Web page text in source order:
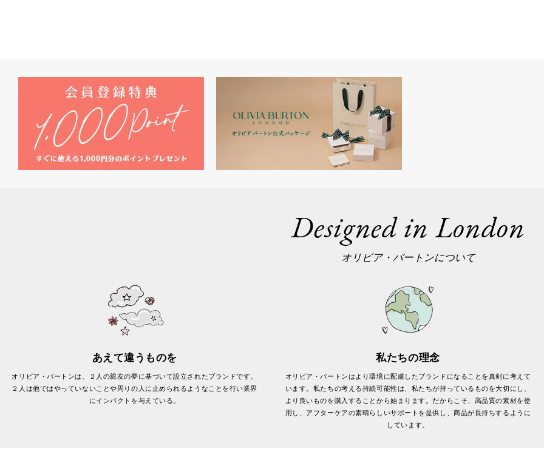
Designed in London
オリビア・バートンについて
あえて違うものを
オリビア・バートンは、２人の親友の夢に基づいて設立されたブランドです。
２人は他ではやっていないことや周りの人に止められるようなことを行い業界
にインパクトを与えている。
私たちの理念
オリビア・バートンはより環境に配慮したブランドになることを真剣に考えて
います。私たちの考える持続可能性は、私たちが持っているものを大切にし、
より良いものを購入することから始まります。だからこそ、高品質の素材を使
用し、アフターケアの素晴らしいサポートを提供し、商品が長持ちするように
しています。